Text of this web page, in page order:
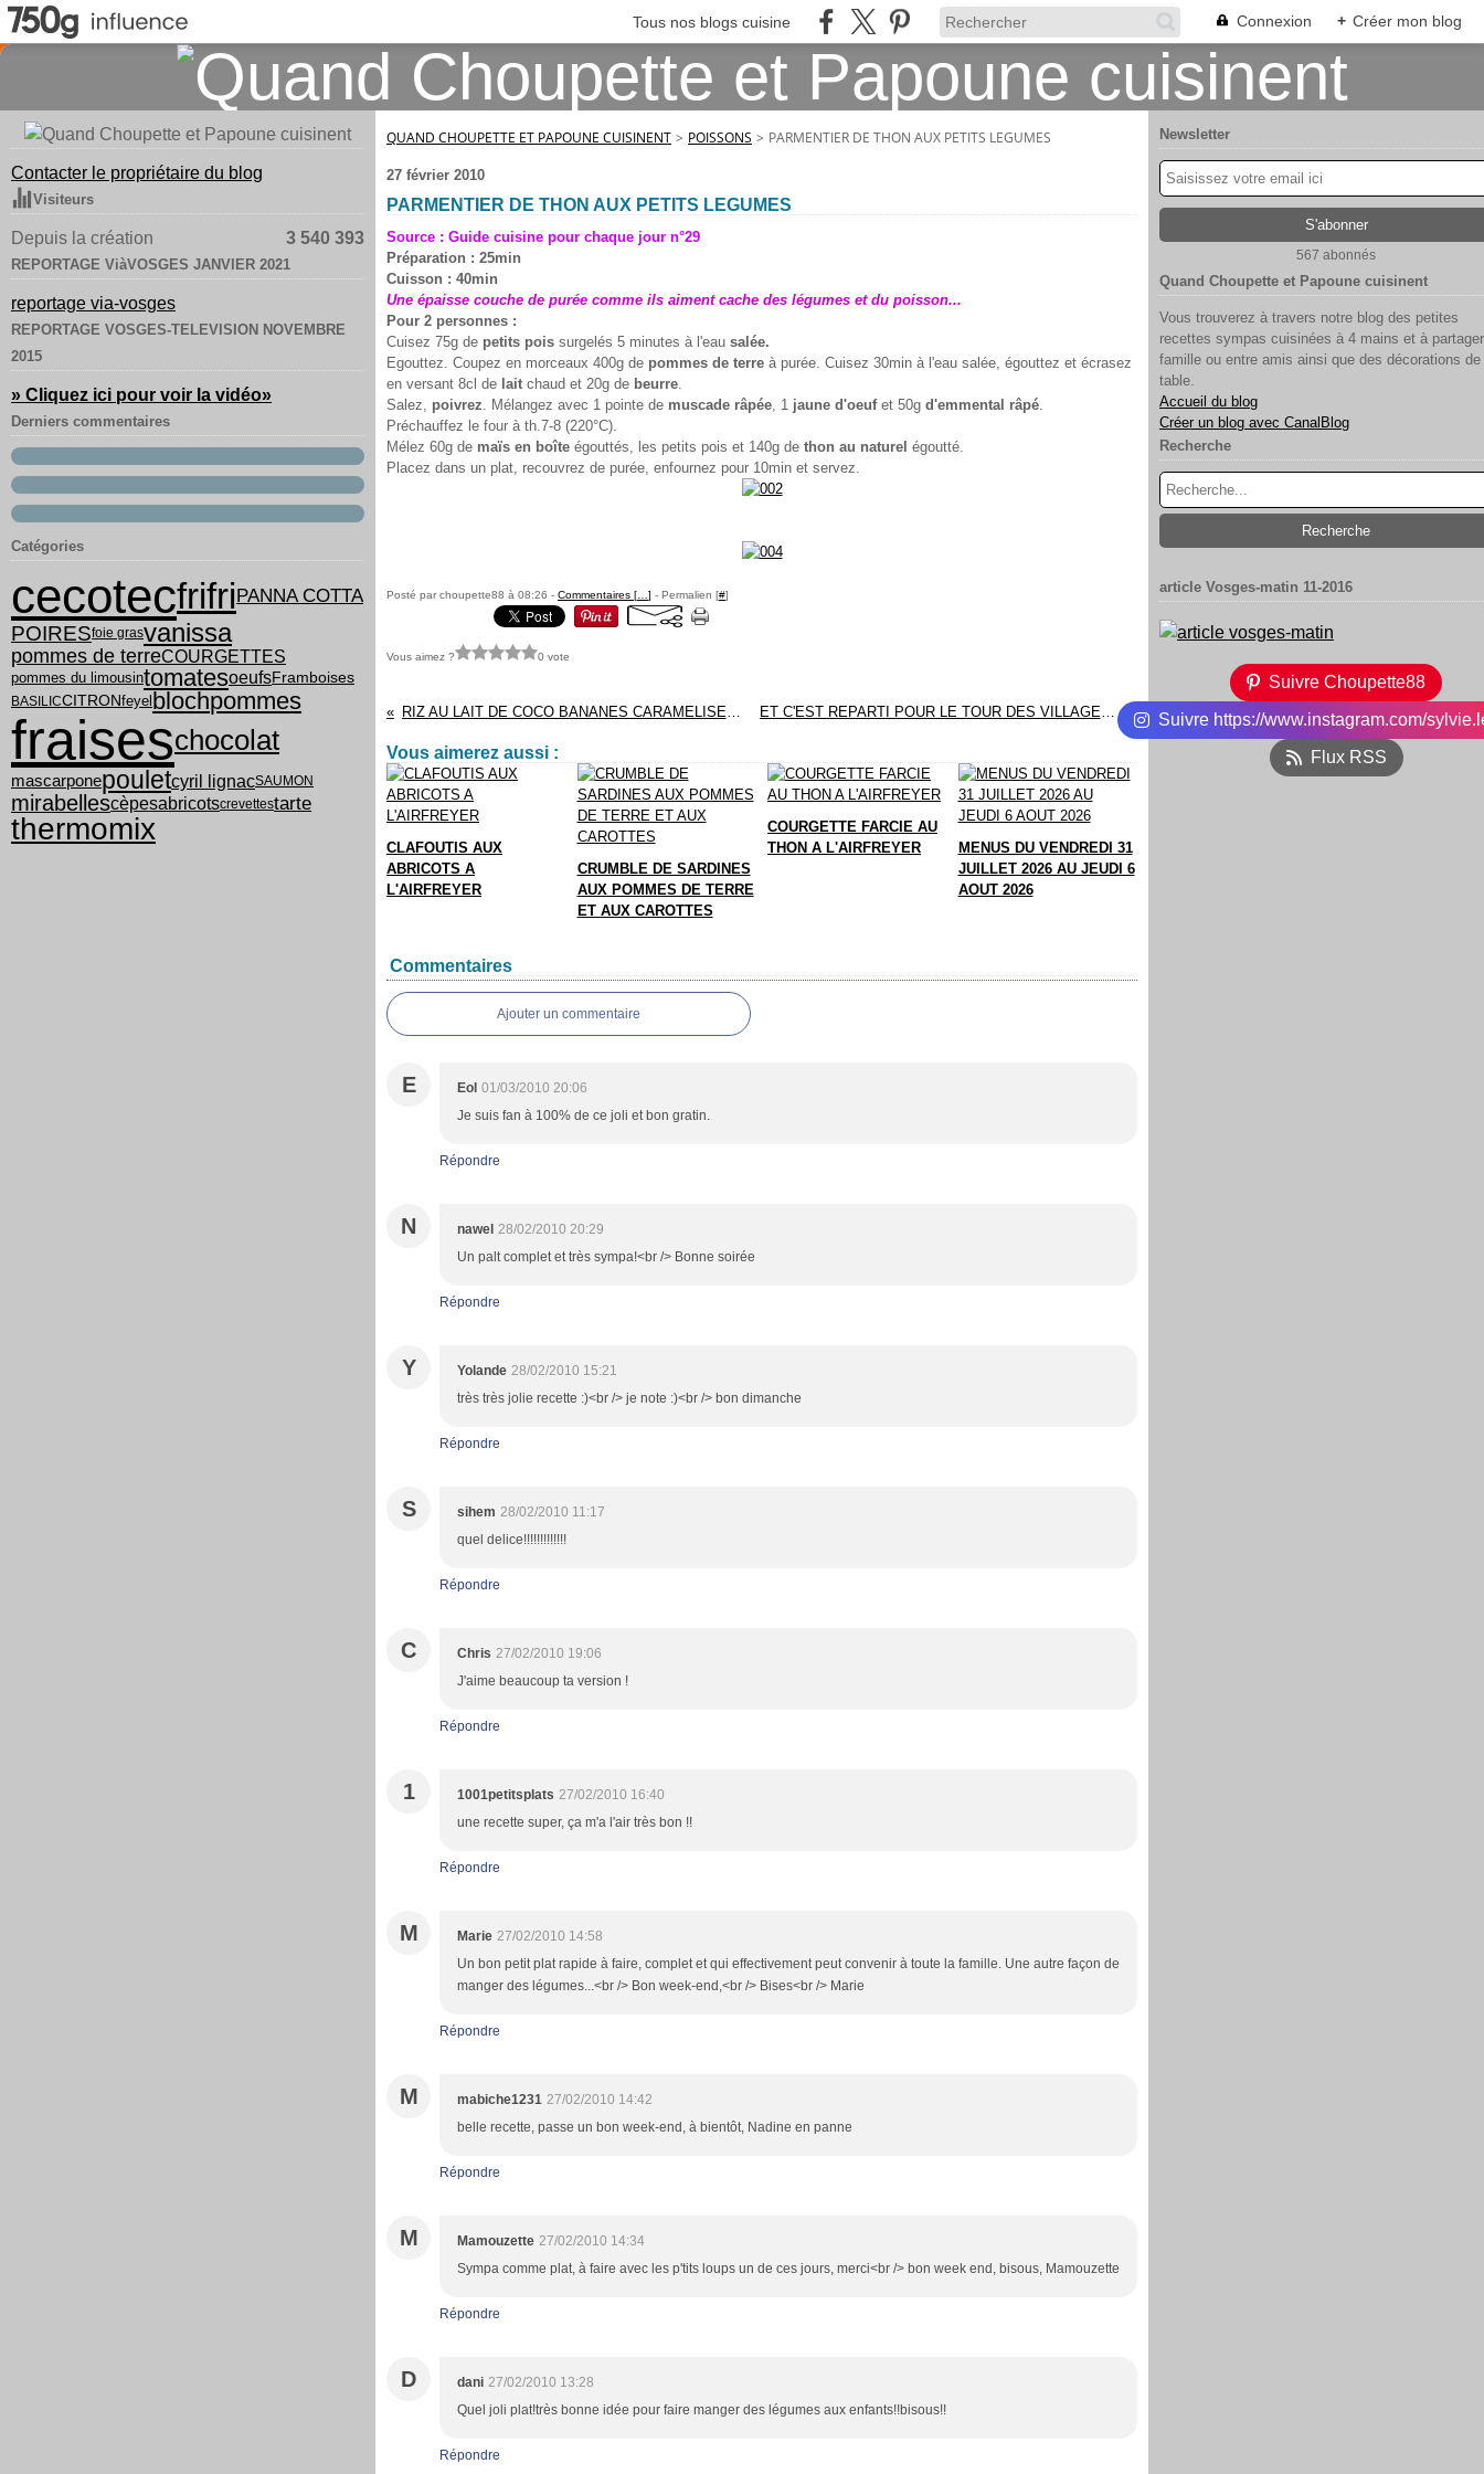
Tous nos blogs cuisine Connexion + Créer mon blog
Contacter le propriétaire du blog
Visiteurs
Depuis la création 3 540 393
REPORTAGE ViàVOSGES JANVIER 2021
reportage via-vosges
REPORTAGE VOSGES-TELEVISION NOVEMBRE
2015
» Cliquez ici pour voir la vidéo»
Derniers commentaires
Catégories
cecotecfrifriPANNA COTTA
POIRESfoie grasvanissa
pommes de terreCOURGETTES
pommes du limousintomatesoeufsFramboises
BASILICCITRONfeyelblochpommes
fraiseschocolat
mascarponepouletcyril lignacSAUMON
mirabellescèpesabricotscrevettestarte
thermomix
QUAND CHOUPETTE ET PAPOUNE CUISINENT > POISSONS > PARMENTIER DE THON AUX PETITS LEGUMES
27 février 2010
PARMENTIER DE THON AUX PETITS LEGUMES
Source : Guide cuisine pour chaque jour n°29
Préparation : 25min
Cuisson : 40min
Une épaisse couche de purée comme ils aiment cache des légumes et du poisson...
Pour 2 personnes :
Cuisez 75g de petits pois surgelés 5 minutes à l'eau salée.
Egouttez. Coupez en morceaux 400g de pommes de terre à purée. Cuisez 30min à l'eau salée, égouttez et écrasez
en versant 8cl de lait chaud et 20g de beurre.
Salez, poivrez. Mélangez avec 1 pointe de muscade râpée, 1 jaune d'oeufet 50g d'emmental râpé.
Préchauffez le four à th.7-8 (220°C).
Mélez 60g de maïs en boîte égouttés, les petits pois et 140g de thon au naturel égoutté.
Placez dans un plat, recouvrez de purée, enfournez pour 10min et servez.
Posté par choupette88 à 08:26 - Commentaires [ ] - Permalien [#]
Vous aimez ? 0 vote
RIZ AU LAIT DE COCO BANANES CARAMELISEES ET C'EST REPARTI POUR LE TOUR DES VILLAGES...
Vous aimerez aussi :
CLAFOUTIS AUX
ABRICOTS A
L'AIRFREYER
CRUMBLE DE SARDINES
AUX POMMES DE TERRE
ET AUX CAROTTES
COURGETTE FARCIE AU
THON A L'AIRFREYER
MENUS DU VENDREDI 31
JUILLET 2026 AU JEUDI 6
AOUT 2026
Commentaires
Ajouter un commentaire
E Eol 01/03/2010 20:06
Je suis fan à 100% de ce joli et bon gratin.
Répondre
N nawel 28/02/2010 20:29
Un palt complet et très sympa!<br /> Bonne soirée
Répondre
Y Yolande 28/02/2010 15:21
très très jolie recette :)<br /> je note :)<br /> bon dimanche
Répondre
S sihem 28/02/2010 11:17
quel delice!!!!!!!!!!!!!
Répondre
C Chris 27/02/2010 19:06
J'aime beaucoup ta version !
Répondre
1 1001petitsplats 27/02/2010 16:40
une recette super, ça m'a l'air très bon !!
Répondre
M Marie 27/02/2010 14:58
Un bon petit plat rapide à faire, complet et qui effectivement peut convenir à toute la famille. Une autre façon de
manger des légumes...<br /> Bon week-end,<br /> Bises<br /> Marie
Répondre
M mabiche1231 27/02/2010 14:42
belle recette, passe un bon week-end, à bientôt, Nadine en panne
Répondre
M Mamouzette 27/02/2010 14:34
Sympa comme plat, à faire avec les p'tits loups un de ces jours, merci<br /> bon week end, bisous, Mamouzette
Répondre
D dani 27/02/2010 13:28
Quel joli plat!très bonne idée pour faire manger des légumes aux enfants!!bisous!!
Répondre
Newsletter
567 abonnés
Quand Choupette et Papoune cuisinent
Vous trouverez à travers notre blog des petites
recettes sympas cuisinées à 4 mains et à
famille ou entre amis ainsi que des décorations de
table.
Accueil du blog
Créer un blog avec CanalBlog
Recherche
article Vosges-matin 11-2016
Suivre Choupette88
Suivre https://www.instagram.com/
Flux RSS